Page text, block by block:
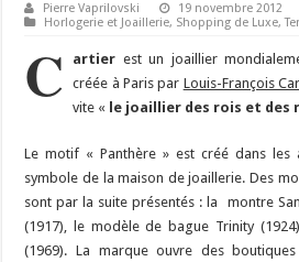
Pierre Vaprilovski
19 novembre 2012
Horlogerie et Joaillerie, Shopping de Luxe,
C artier est un joaillier
créée à Paris par Louis-François
vite « le joaillier des rois et des
Le motif « Panthère » est créé dans les
symbole de la maison de joaillerie. Des
sont par la suite présentés : la montre
(1917), le modèle de bague Trinity
(1969). La marque ouvre des